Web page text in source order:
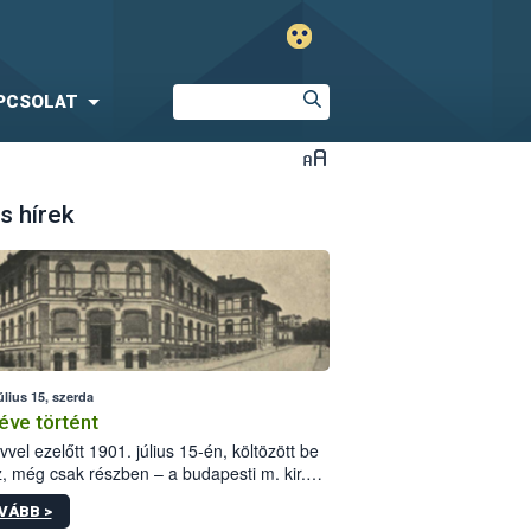
hírek
15, szerda
történt
ezelőtt 1901. július 15-én, költözött be
még csak részben – a budapesti m. kir.
állomás a Kis Rókus utca
alatti, Czigler Győző által tervezett új
>